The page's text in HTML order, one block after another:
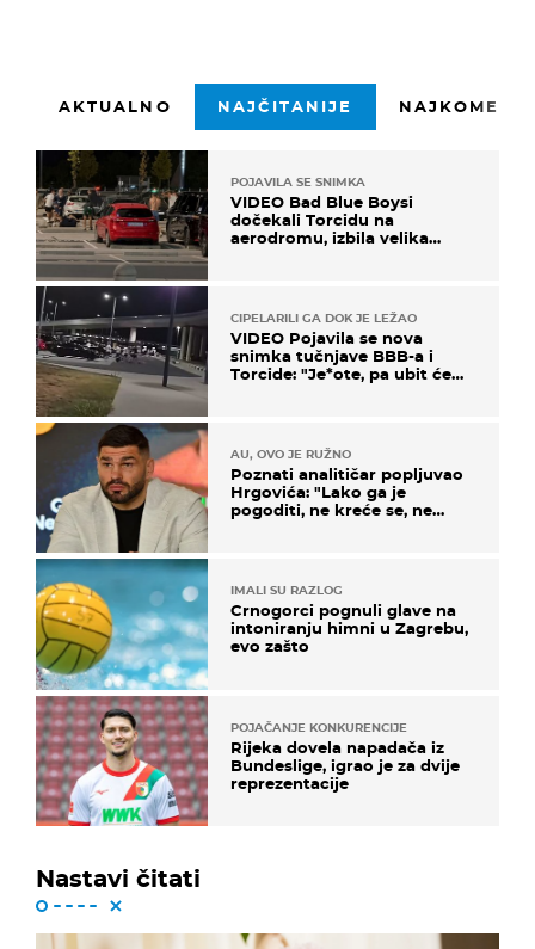
AKTUALNO NAJČITANIJE
POJAVILA SE SNIMKA
VIDEO Bad Blue Boysi
dočekali Torcidu na
aerodromu, izbila velika
CIPELARILI GA DOK JE LEŽAO
VIDEO Pojavila se nova
snimka tučnjave BBB-a i
Torcide: "Je*ote, pa ubit će
AU, OVO JE RUŽNO
Poznati analitičar popljuvao
Hrgovića: "Lako ga je
pogoditi, ne kreće se, ne
IMALI SU RAZLOG
Crnogorci pognuli glave na
intoniranju himni u Zagrebu,
evo zašto
POJAČANJE KONKURENCIJE
Rijeka dovela napadača iz
Bundeslige, igrao je za dvije
reprezentacije
Nastavi čitati